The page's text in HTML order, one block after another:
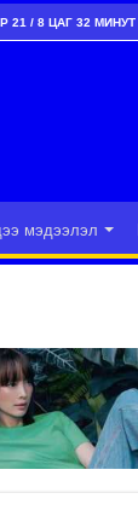
21 / 8 ЦАГ 32 МИНУТ
мэдээлэл